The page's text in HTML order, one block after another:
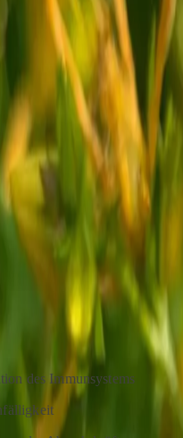
für Gesundheit und
Abwehrkräfte stärken,
Regulation unterstützen.
Unruhe, Stress und
das Nervensystem zu
erholsamen Schlaf zu fördern.
des Immunsystems